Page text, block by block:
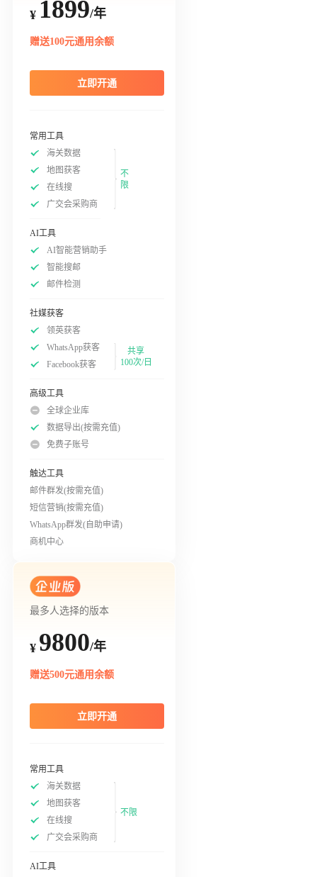
¥ 1899/年
赠送100元通用余额
立即开通
常用工具
海关数据
地图获客
在线搜
广交会采购商
不
限
AI工具
AI智能营销助手
智能搜邮
邮件检测
社媒获客
领英获客
WhatsApp获客
Facebook获客
共享
100次/日
高级工具
全球企业库
数据导出(按需充值)
免费子账号
触达工具
邮件群发(按需充值)
短信营销(按需充值)
WhatsApp群发(自助申请)
商机中心
最多人选择的版本
¥ 9800/年
赠送500元通用余额
立即开通
常用工具
海关数据
地图获客
在线搜
广交会采购商
不限
AI工具